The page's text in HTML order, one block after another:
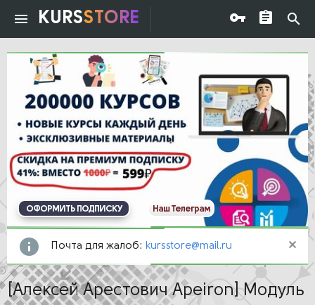
KURSSTORE
ОФОРМИТЬ ПОДПИСКУ Наш Телеграм
Почта для жалоб: kursstore@mail.ru
[Алексей Арестович Apeiron] Модуль